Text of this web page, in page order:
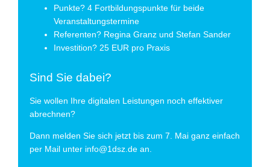
Punkte? 4 Fortbildungspunkte für beide
Veranstaltungstermine
Referenten? Regina Granz und Stefan Sander
Investition? 25 EUR pro Praxis
Sind Sie dabei?
Sie wollen Ihre digitalen Leistungen noch effektiver
abrechnen?
Dann melden Sie sich jetzt bis zum 7. Mai ganz einfach
per Mail unter info@1dsz.de an.